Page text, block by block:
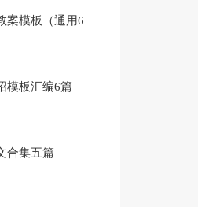
案模板（通用6
模板汇编6篇
合集五篇